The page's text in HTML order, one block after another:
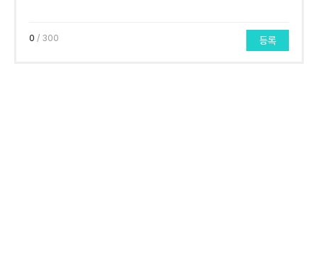
0 / 300 등록